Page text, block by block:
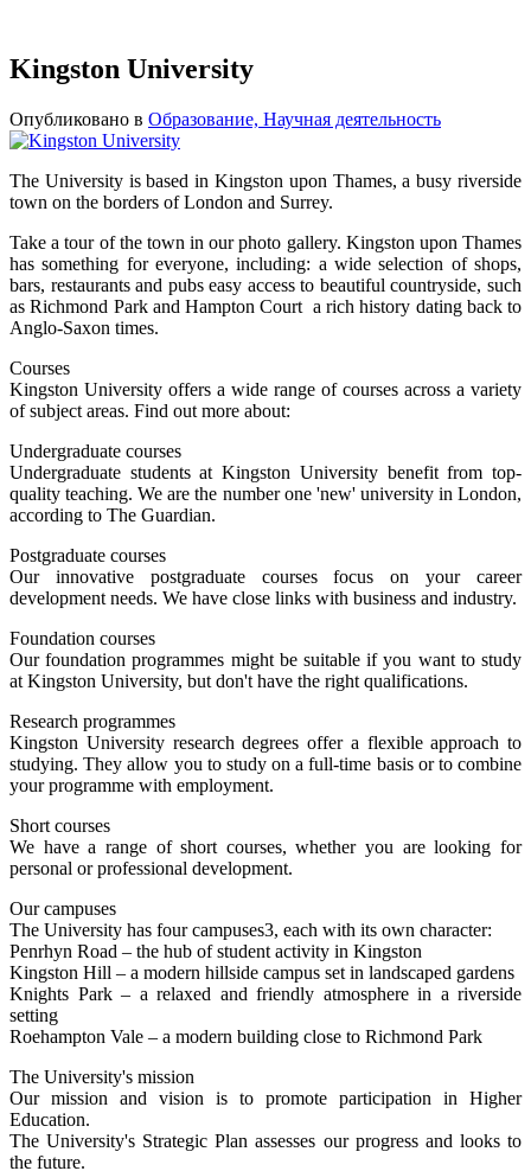
Kingston University
Опубликовано в Образование, Научная деятельность
The University is based in Kingston upon Thames, a busy riverside
town on the borders of London and Surrey.
Take a tour of the town in our photo gallery. Kingston upon Thames
has something for everyone, including: a wide selection of shops,
bars, restaurants and pubs easy access to beautiful countryside, such
as Richmond Park and Hampton Court a rich history dating back to
Anglo-Saxon times.
Courses
Kingston University offers a wide range of courses across a variety
of subject areas. Find out more about:
Undergraduate courses
Undergraduate students at Kingston University benefit from top-
quality teaching. We are the number one 'new' university in London,
according to The Guardian.
Postgraduate courses
Our innovative postgraduate courses focus on your career
development needs. We have close links with business and industry.
Foundation courses
Our foundation programmes might be suitable if you want to study
at Kingston University, but don't have the right qualifications.
Research programmes
Kingston University research degrees offer a flexible approach to
studying. They allow you to study on a full-time basis or to combine
your programme with employment.
Short courses
We have a range of short courses, whether you are looking for
personal or professional development.
Our campuses
The University has four campuses3, each with its own character:
Penrhyn Road – the hub of student activity in Kingston
Kingston Hill – a modern hillside campus set in landscaped gardens
Knights Park – a relaxed and friendly atmosphere in a riverside
setting
Roehampton Vale – a modern building close to Richmond Park
The University's mission
Our mission and vision is to promote participation in Higher
Education.
The University's Strategic Plan assesses our progress and looks to
the future.